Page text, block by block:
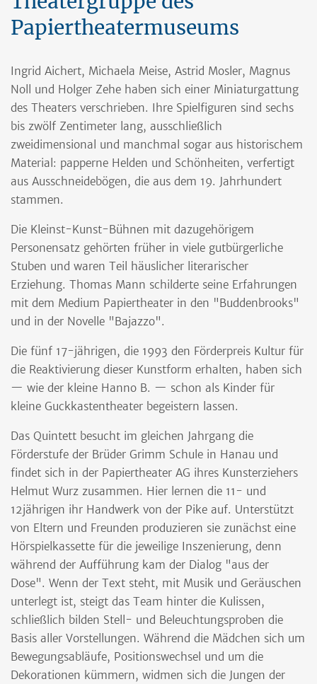
Papiertheatermuseums
Ingrid Aichert, Michaela Meise, Astrid Mosler, Magnus
Noll und Holger Zehe haben sich einer Miniaturgattung
des Theaters verschrieben. Ihre Spielfiguren sind sechs
bis zwölf Zentimeter lang, ausschließlich
zweidimensional und manchmal sogar aus historischem
Material: papperne Helden und Schönheiten, verfertigt
aus Ausschneidebögen, die aus dem 19. Jahrhundert
stammen.
Die Kleinst-Kunst-Bühnen mit dazugehörigem
Personensatz gehörten früher in viele gutbürgerliche
Stuben und waren Teil häuslicher literarischer
Erziehung. Thomas Mann schilderte seine Erfahrungen
mit dem Medium Papiertheater in den "Buddenbrooks"
und in der Novelle "Bajazzo".
Die fünf 17-jährigen, die 1993 den Förderpreis Kultur für
die Reaktivierung dieser Kunstform erhalten, haben sich
— wie der kleine Hanno B. — schon als Kinder für
kleine Guckkastentheater begeistern lassen.
Das Quintett besucht im gleichen Jahrgang die
Förderstufe der Brüder Grimm Schule in Hanau und
findet sich in der Papiertheater AG ihres Kunsterziehers
Helmut Wurz zusammen. Hier lernen die 11- und
12jährigen ihr Handwerk von der Pike auf. Unterstützt
von Eltern und Freunden produzieren sie zunächst eine
Hörspielkassette für die jeweilige Inszenierung, denn
während der Aufführung kam der Dialog "aus der
Dose". Wenn der Text steht, mit Musik und Geräuschen
unterlegt ist, steigt das Team hinter die Kulissen,
schließlich bilden Stell- und Beleuchtungsproben die
Basis aller Vorstellungen. Während die Mädchen sich um
Bewegungsabläufe, Positionswechsel und um die
Dekorationen kümmern, widmen sich die Jungen der